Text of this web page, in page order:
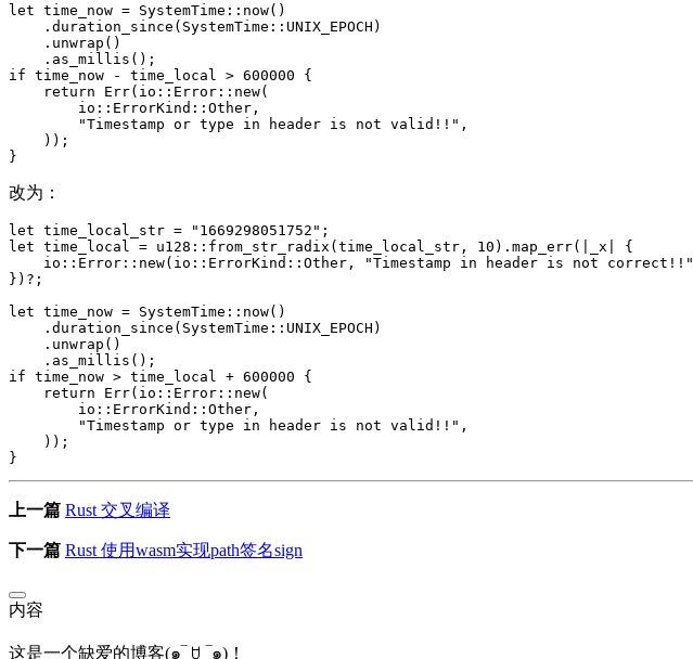
let time_now = SystemTime :: now()
.duration_since ( SystemTime :: UNIX_EPOCH )
.unwrap ()
.as_millis ();
if time_now - time_local > 600000
{
return
Err( io :: Error :: new(
io :: ErrorKind :: Other ,
"Timestamp or type in header is not valid!!" ,
));
}
改为：
let time_local_str = "1669298051752" ;
let time_local = u128 :: from_str_radix (time_local_str , 10 ) .map_err(| x
{
io :: Error :: new( io :: ErrorKind :: Other , "Timestamp in header is not correct!!"
}) ? ;
let time_now = SystemTime :: now()
.duration_since ( SystemTime :: UNIX_EPOCH )
.unwrap ()
.as_millis ();
if time_now > time_local + 600000
{
return
Err( io :: Error :: new(
io :: ErrorKind :: Other ,
"Timestamp or type in header is not valid!!" ,
));
}
上一篇 Rust 交叉编译
下一篇 Rust 使用wasm实现path签名sign
内容
这是一个缺爱的博客(๑‾ ꇴ ‾๑)！